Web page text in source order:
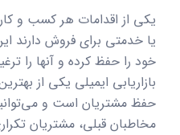
یکی از اقدامات هر کسب و
یا خدمتی برای فروش دارند
خود را حفظ کرده و آنها را
بازاریابی ایمیلی یکی از
حفظ مشتریان است و
مخاطبان قبلی، مشتریان